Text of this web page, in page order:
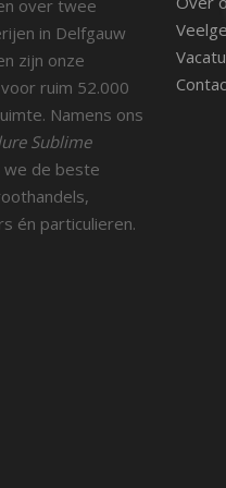
over twee
in Delfgauw
zijn onze
ruim 52.000
Namens ons
Sublime
de beste
én particulieren.